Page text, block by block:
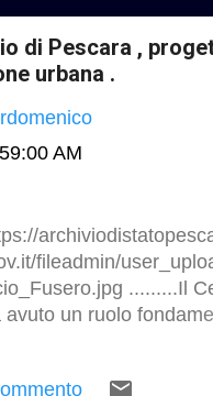
uploads/2024/06/
2026-w1080.png
www.laquilablog.it/
e-gran-sasso.jpg
italiana della
il-dossier/
di Pescara ,
urbana .
AM
fileadmin/
.........Il
ha avuto un